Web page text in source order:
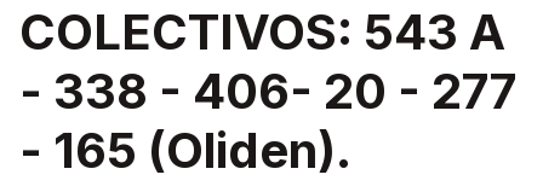
COLECTIVOS: 543 A
- 338 - 406- 20 - 277
- 165 (Oliden).